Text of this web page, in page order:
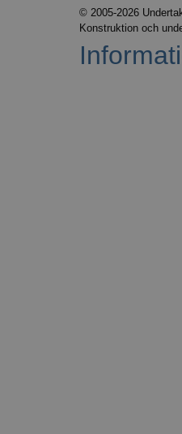
© 2005-2026
Konstruktion och